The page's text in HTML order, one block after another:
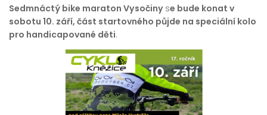
Sedmnáctý bike maraton Vysočiny se bude konat v
sobotu 10. září, část startovného půjde na speciální kolo
pro handicapované děti.